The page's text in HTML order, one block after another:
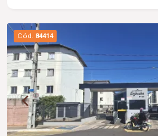
salão de festas, espaço
academia, coworking, salão
sauna, proporcionando
diversas opções de lazer.
Cód. 84414